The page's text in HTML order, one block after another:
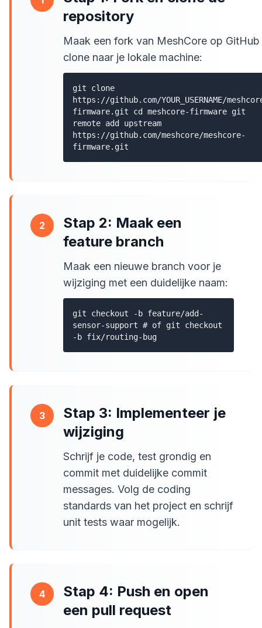
repository
Maak een fork van MeshCore op GitHub
clone naar je lokale machine:
git clone
https://github.com/YOUR_USERNAME/
firmware.git cd meshcore-firmware git
remote add upstream
https://github.com/meshcore/meshcore-
firmware.git
2
Stap 2: Maak een
feature branch
Maak een nieuwe branch voor je
wijziging met een duidelijke naam:
git checkout -b feature/add-
sensor-support # of git checkout
-b fix/routing-bug
3
Stap 3: Implementeer je
wijziging
Schrijf je code, test grondig en
commit met duidelijke commit
messages. Volg de coding
standards van het project en schrijf
unit tests waar mogelijk.
4
Stap 4: Push en open
een pull request